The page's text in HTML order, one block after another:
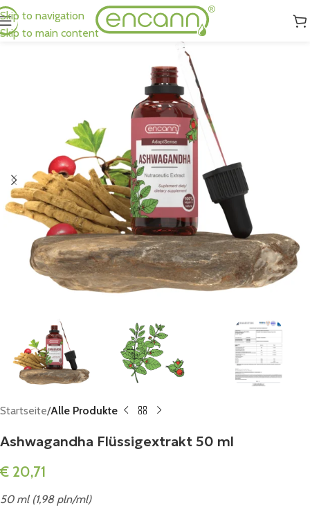
Skip to navigation
Skip to main content
Startseite Alle Produkte
Ashwagandha Flüssigextrakt 50 ml
€ 20,71
50 ml (1,98 pln/ml)